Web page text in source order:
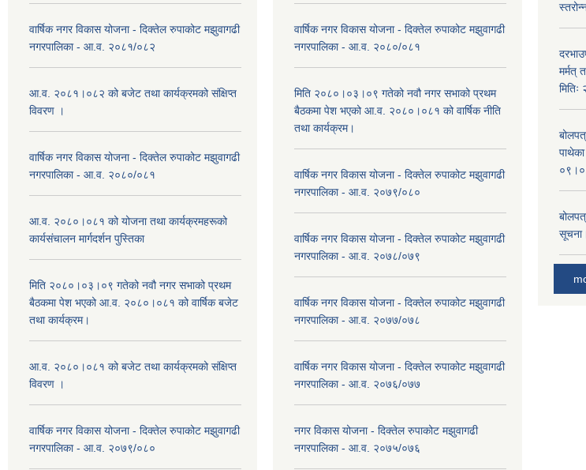
वार्षिक नगर विकास योजना - दिक्तेल रुपाकोट मझुवागढी
नगरपालिका - आ.व. २०८१/०८२
आ.व. २०८१।०८२ को बजेट तथा कार्यक्रमको संक्षिप्त
विवरण ।
वार्षिक नगर विकास योजना - दिक्तेल रुपाकोट मझुवागढी
नगरपालिका - आ.व. २०८०/०८१
आ.व. २०८०।०८१ को योजना तथा कार्यक्रमहरूको
कार्यसंचालन मार्गदर्शन पुस्तिका
मिति २०८०।०३।०९ गतेको नवौ नगर सभाको प्रथम
बैठकमा पेश भएको आ.व. २०८०।०८१ को वार्षिक बजेट
तथा कार्यक्रम।
आ.व. २०८०।०८१ को बजेट तथा कार्यक्रमको संक्षिप्त
विवरण ।
वार्षिक नगर विकास योजना - दिक्तेल रुपाकोट मझुवागढी
नगरपालिका - आ.व. २०७९/०८०
वार्षिक नगर विकास योजना - दिक्तेल रुपाकोट मझुवागढी
नगरपालिका - आ.व. २०८०/०८१
मिति २०८०।०३।०९ गतेको नवौ नगर सभाको प्रथम
बैठकमा पेश भएको आ.व. २०८०।०८१ को वार्षिक नीति
तथा कार्यक्रम।
वार्षिक नगर विकास योजना - दिक्तेल रुपाकोट मझुवागढी
नगरपालिका - आ.व. २०७९/०८०
वार्षिक नगर विकास योजना - दिक्तेल रुपाकोट मझुवागढी
नगरपालिका - आ.व. २०७८/०७९
वार्षिक नगर विकास योजना - दिक्तेल रुपाकोट मझुवागढी
नगरपालिका - आ.व. २०७७/०७८
वार्षिक नगर विकास योजना - दिक्तेल रुपाकोट मझुवागढी
नगरपालिका - आ.व. २०७६/०७७
नगर विकास योजना - दिक्तेल रुपाकोट मझुवागढी
नगरपालिका - आ.व. २०७५/०७६
मर्मत्